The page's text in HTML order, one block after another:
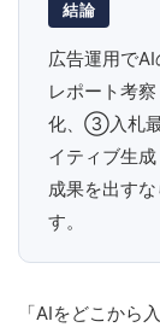
結論
広告運用で
レポート考
化、③入札
イティブ生
成果を出すな
す。
「AIをどこから